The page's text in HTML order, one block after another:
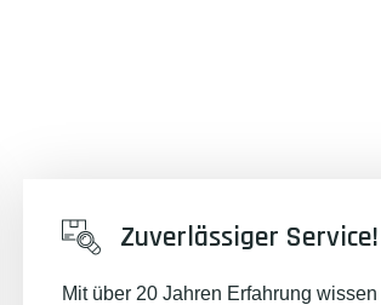
Zuverlässiger Service!
Mit über 20 Jahren Erfahrung wissen